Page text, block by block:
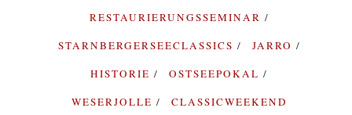
RESTAURIERUNGSSEMINAR
STARNBERGERSEECLASSICS
JARRO
HISTORIE
OSTSEEPOKAL
WESERJOLLE
CLASSICWEEKEND